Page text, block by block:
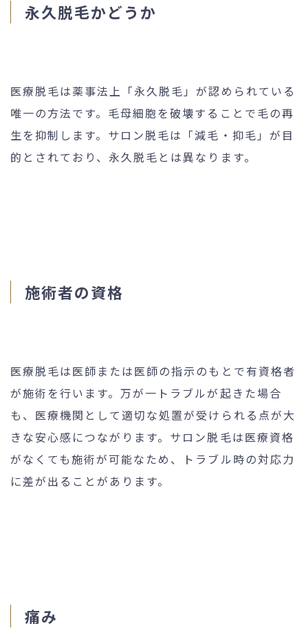
永久脱毛かどうか
医療脱毛は薬事法上「永久脱毛」が認められている
唯一の方法です。毛母細胞を破壊することで毛の再
生を抑制します。サロン脱毛は「減毛・抑毛」が目
的とされており、永久脱毛とは異なります。
施術者の資格
医療脱毛は医師または医師の指示のもとで有資格者
が施術を行います。万が一トラブルが起きた場合
も、医療機関として適切な処置が受けられる点が大
きな安心感につながります。サロン脱毛は医療資格
がなくても施術が可能なため、トラブル時の対応力
に差が出ることがあります。
痛み